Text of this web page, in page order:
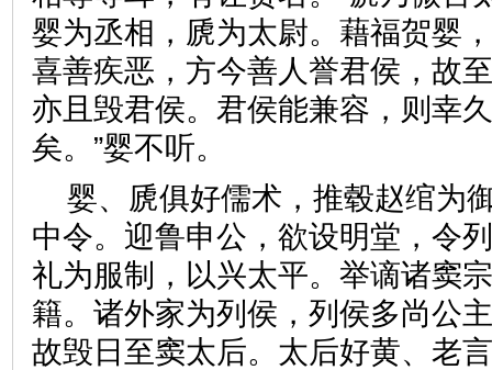
婴为丞相，虒为太尉。藉福贺婴
喜善疾恶，方今善人誉君侯，故
亦且毁君侯。君侯能兼容，则幸
矣。”婴不听。
婴、虒俱好儒术，推毂赵绾为
中令。迎鲁申公，欲设明堂，令
礼为服制，以兴太平。举谪诸窦
籍。诸外家为列侯，列侯多尚公
故毁日至窦太后。太后好黄、老